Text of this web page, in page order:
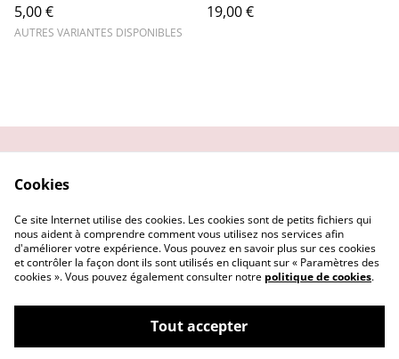
5,00 €
AUTRES VARIANTES DISPONIBLES
19,00 €
confidentialité
Nos partenaires
©2026creatijane
Cookies
Ce site Internet utilise des cookies. Les cookies sont de petits fichiers qui
nous aident à comprendre comment vous utilisez nos services afin
d'améliorer votre expérience. Vous pouvez en savoir plus sur ces cookies
et contrôler la façon dont ils sont utilisés en cliquant sur « Paramètres des
cookies ». Vous pouvez également consulter notre politique de cookies.
Tout accepter